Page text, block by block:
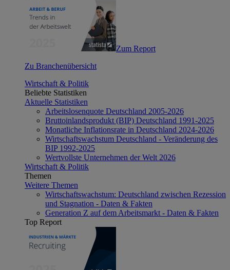
Zum Report
Zu Branchenübersicht
Wirtschaft & Politik
Beliebte Statistiken
Aktuelle Statistiken
Arbeitslosenquote Deutschland 2005-2026
Bruttoinlandsprodukt (BIP) Deutschland 1991-2025
Monatliche Inflationsrate in Deutschland 2024-2026
Wirtschaftswachstum Deutschland - Veränderung des
BIP 1992-2025
Wertvollste Unternehmen der Welt 2026
Wirtschaft & Politik
Themen
Weitere Themen
Wirtschaftswachstum: Deutschland zwischen Rezession
und Stagnation - Daten & Fakten
Generation Z auf dem Arbeitsmarkt - Daten & Fakten
Top Report